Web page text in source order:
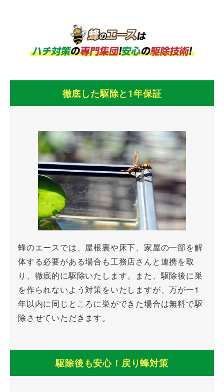
込
み
O
K
！
徹底した駆除と1年保証
蜂のエースでは、屋根裏や床下、家屋の一部を解
体する必要がある場合も工務店さんと連携を取
り、徹底的に駆除いたします。また、駆除後に巣
を作られないよう対策をいたしますが、万が一1
年以内に同じところに巣ができた場合は無料で駆
除させていただきます。
駆除後も安心！戻り蜂対策